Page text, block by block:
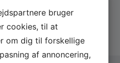
Taarnhøj til jeres næste
meget velkommen til at
på denne side. Vi
med information og
bruger
cookies, til at
om dig til forskellige
af annoncering,